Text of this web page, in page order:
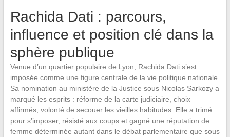
Rachida Dati : parcours,
influence et position clé dans la
sphère publique
Venue d’un quartier populaire de Lyon, Rachida Dati s’est
imposée comme une figure centrale de la vie politique nationale.
Sa nomination au ministère de la Justice sous Nicolas Sarkozy a
marqué les esprits : réforme de la carte judiciaire, choix
affirmés, volonté de secouer les vieilles habitudes. Elle a trimé
pour s’imposer, résisté aux coups et gagné une réputation de
femme déterminée autant dans le débat parlementaire que sous